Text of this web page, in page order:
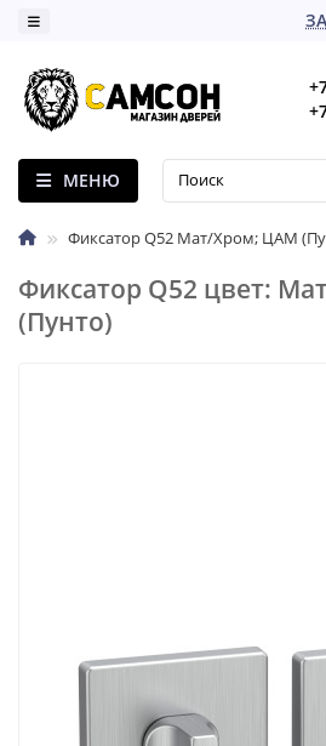
МЕНЮ
Фиксатор Q52 Мат/Хром; ЦАМ
Фиксатор Q52 цвет:
(Пунто)